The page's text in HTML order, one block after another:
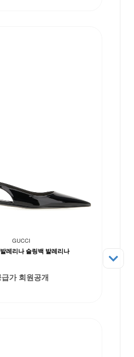
GUCCI
레리나 슬링백 발레리나
가 회원공개